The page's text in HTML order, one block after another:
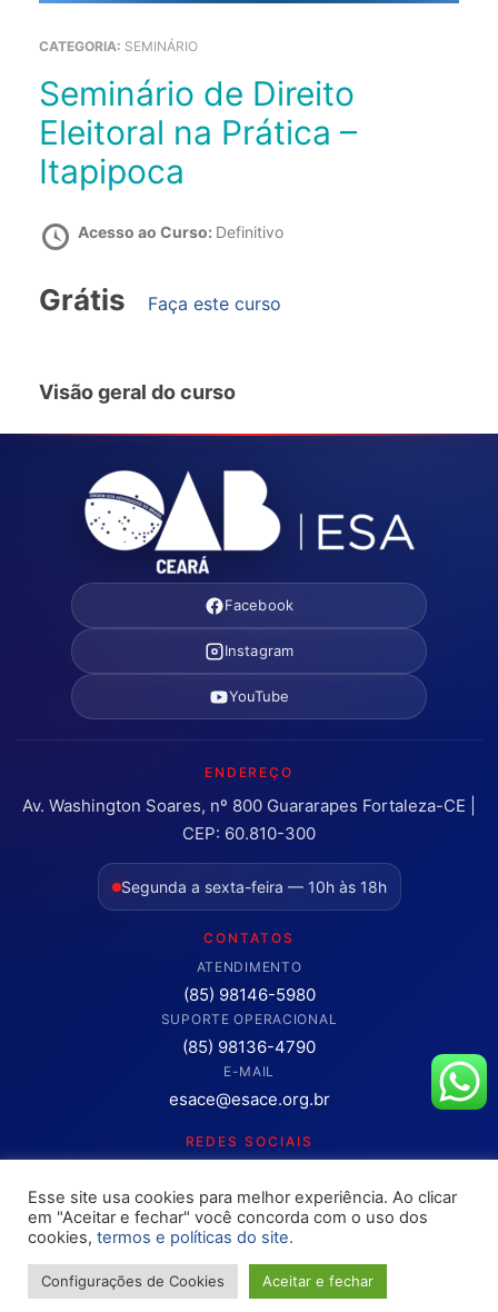
CATEGORIA: SEMINÁRIO
Seminário de Direito
Eleitoral na Prática –
Itapipoca
Acesso ao Curso: Definitivo
Grátis Faça este curso
Visão geral do curso
Facebook
Instagram
YouTube
ENDEREÇO
Av. Washington Soares, nº 800 Guararapes Fortaleza-CE |
CEP: 60.810-300
Segunda a sexta-feira — 10h às 18h
CONTATOS
ATENDIMENTO
(85) 98146-5980
SUPORTE OPERACIONAL
(85) 98136-4790
E-MAIL
esace@esace.org.br
REDES SOCIAIS
Clique para abrir os canais oficiais.
Copyright © 2025 – OAB ESA-CE. Todos os direitos reservados
Site desenvolvimento pelaRokket / Ethics Ventures
Esse site usa cookies para melhor experiência. Ao clicar
em "Aceitar e fechar" você concorda com o uso dos
cookies, termos e políticas do site.
Configurações de Cookies Aceitar e fechar